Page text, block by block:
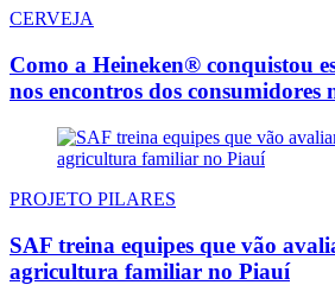
CERVEJA
Como a Heineken® conquistou
nos encontros dos consumidores
PROJETO PILARES
SAF treina equipes que vão
agricultura familiar no Piauí